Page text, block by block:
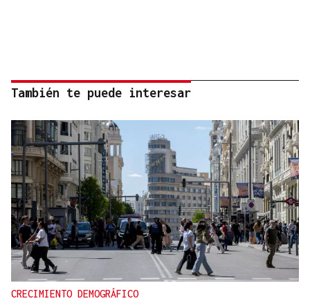
También te puede interesar
CRECIMIENTO DEMOGRÁFICO